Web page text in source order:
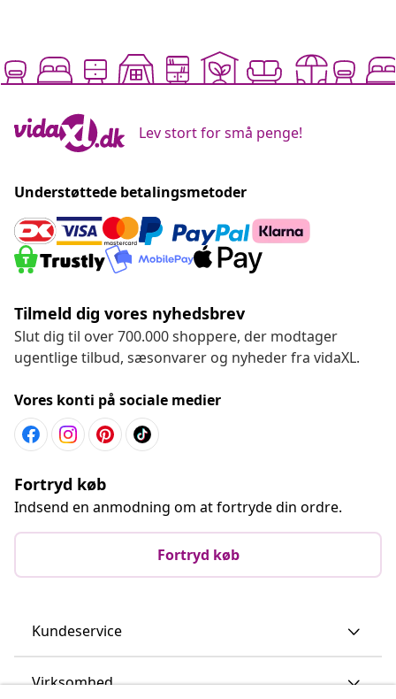
Lev stort for små penge!
Understøttede betalingsmetoder
Tilmeld dig vores nyhedsbrev
Slut dig til over 700.000 shoppere, der modtager
ugentlige tilbud, sæsonvarer og nyheder fra vidaXL.
Vores konti på sociale medier
Fortryd køb
Indsend en anmodning om at fortryde din ordre.
Fortryd køb
Kundeservice
Virksomhed